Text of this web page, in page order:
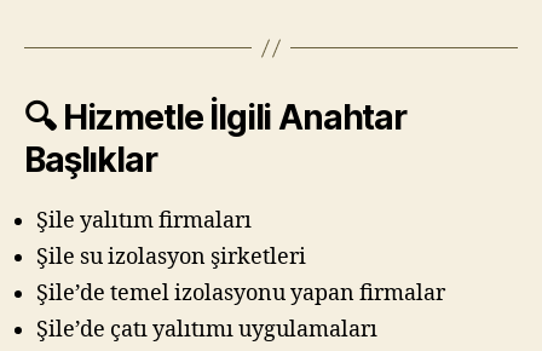
🔍 Hizmetle İlgili Anahtar
Başlıklar
Şile yalıtım firmaları
Şile su izolasyon şirketleri
Şile’de temel izolasyonu yapan firmalar
Şile’de çatı yalıtımı uygulamaları